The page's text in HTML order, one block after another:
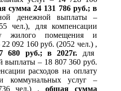
сумма 24 131 786 руб.; в
денежной выплаты –
чел.), для компенсации
жилого помещения и
092 160 руб. (2052 чел.) ,
680 руб.; в 2027г. для
выплаты – 18 807 360 руб.
расходов на оплату
коммунальных услуг –
чел.) ,общая сумма